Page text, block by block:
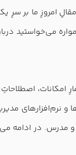
امروزِ ما بر سرِ
می‌خواستید
امکانات،
نرم‌افزارهای
و مدرس. در